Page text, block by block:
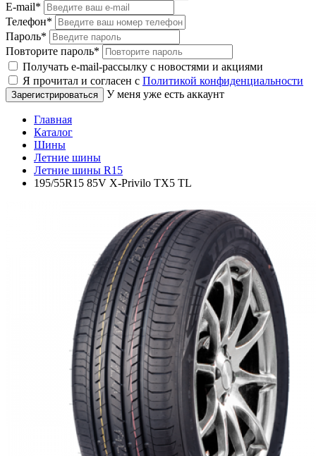
E-mail*
Телефон*
Пароль*
Повторите пароль*
Получать e-mail-рассылку с новостями и акциями
Я прочитал и согласен с Политикой конфиденциальности
У меня уже есть аккаунт
Главная
Каталог
Шины
Летние шины
Летние шины R15
195/55R15 85V X-Privilo TX5 TL